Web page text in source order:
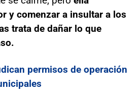
y comenzar a insultar a los
trata de dañar lo que
permisos de operación